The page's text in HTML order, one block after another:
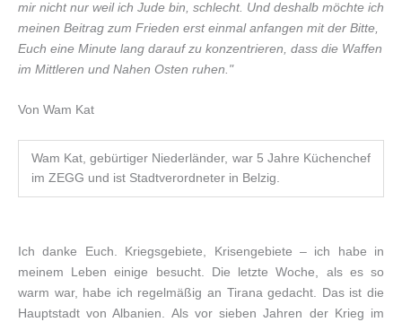
mir nicht nur weil ich Jude bin, schlecht. Und deshalb möchte ich
meinen Beitrag zum Frieden erst einmal anfangen mit der Bitte,
Euch eine Minute lang darauf zu konzentrieren, dass die Waffen
im Mittleren und Nahen Osten ruhen."
Von Wam Kat
Wam Kat, gebürtiger Niederländer, war 5 Jahre Küchenchef
im ZEGG und ist Stadtverordneter in Belzig.
Ich danke Euch. Kriegsgebiete, Krisengebiete – ich habe in
meinem Leben einige besucht. Die letzte Woche, als es so
warm war, habe ich regelmäßig an Tirana gedacht. Das ist die
Hauptstadt von Albanien. Als vor sieben Jahren der Krieg im